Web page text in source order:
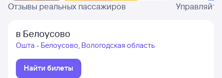
Отзывы реальных пассажиров
в Белоусово
Ошта - Белоусово, Вологодская область
Найти билеты